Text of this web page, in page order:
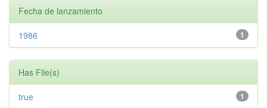
Fecha de lanzamiento
1
1986
Has File(s)
1
true